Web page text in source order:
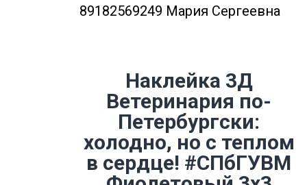
89182569249 Мария Сергеевна
Наклейка 3Д
Ветеринария по-
Петербургски:
холодно, но с теплом
в сердце! #СПбГУВМ